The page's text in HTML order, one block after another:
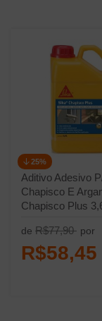
Aditivo Adesivo
Chapisco E
Chapisco Plus
de R$77,90
25%
por
R$58,45